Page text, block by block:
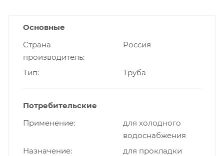
Основные
Страна
производитель
Россия
Тип Труба
Потребительские
Применение
для холодного
водоснабжения
Назначение
для прокладки